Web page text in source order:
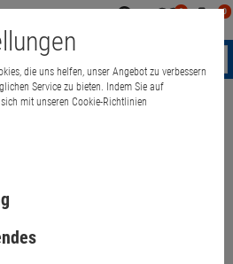
0 0
FHD
Webcam &
die uns helfen, unser Angebot zu verbessern
Service zu bieten. Indem Sie auf
mit unseren Cookie-Richtlinien